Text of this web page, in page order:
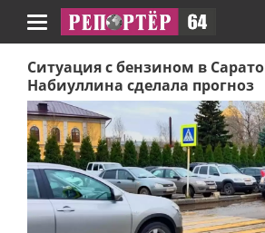
Навигация
Ситуация с бензином в
Набиуллина сделала прогноз